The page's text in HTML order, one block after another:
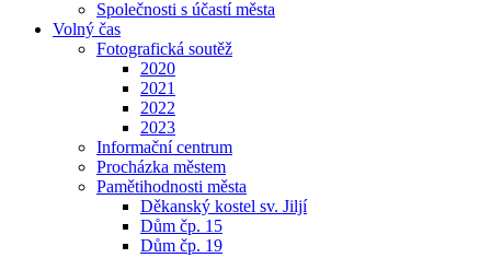
Společnosti s účastí města
Volný čas
Fotografická soutěž
2020
2021
2022
2023
Informační centrum
Procházka městem
Pamětihodnosti města
Děkanský kostel sv. Jiljí
Dům čp. 15
Dům čp. 19